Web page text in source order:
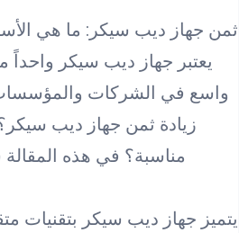
ثمن جهاز ديب سيكر: ما هي
يعتبر جهاز ديب سيكر
واسع في الشركات والمؤسسات.
زيادة ثمن جهاز ديب
مناسبة؟ في هذه
يتميز جهاز ديب سيكر بتقنيات